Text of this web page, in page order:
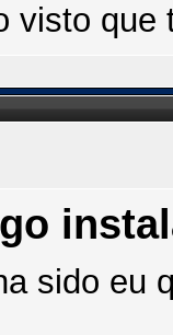
visto
sido eu